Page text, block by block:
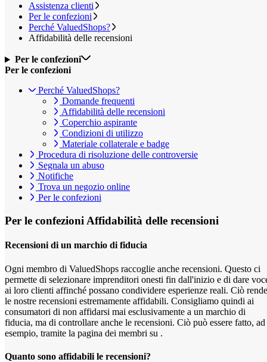
Assistenza clienti
Per le confezioni
Perché ValuedShops?
Affidabilità delle recensioni
Per le confezioni
Per le confezioni
Perché ValuedShops?
Domande frequenti
Affidabilità delle recensioni
Coperchio aspirante
Condizioni di utilizzo
Materiale collaterale e badge
Procedura di risoluzione delle controversie
Segnala un abuso
Notifiche
Trova un negozio online
Per le confezioni
Per le confezioni Affidabilità delle recensioni
Recensioni di un marchio di fiducia
Ogni membro di ValuedShops raccoglie anche recensioni. Questo ci
permette di selezionare imprenditori onesti fin dall'inizio e di dare
ai loro clienti affinché possano condividere esperienze reali. Ciò rende
le nostre recensioni estremamente affidabili. Consigliamo quindi ai
consumatori di non affidarsi mai esclusivamente a un marchio di
fiducia, ma di controllare anche le recensioni. Ciò può essere fatto, ad
esempio, tramite la pagina dei membri su .
Quanto sono affidabili le recensioni?